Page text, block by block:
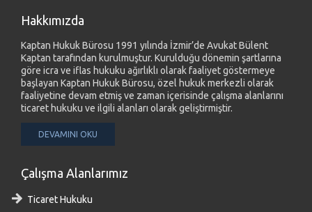
Hakkımızda
Kaptan Hukuk Bürosu 1991 yılında İzmir’de Avukat Bülent
Kaptan tarafından kurulmuştur. Kurulduğu dönemin şartlarına
göre icra ve iflas hukuku ağırlıklı olarak faaliyet göstermeye
başlayan Kaptan Hukuk Bürosu, özel hukuk merkezli olarak
faaliyetine devam etmiş ve zaman içerisinde çalışma alanlarını
ticaret hukuku ve ilgili alanları olarak geliştirmiştir.
DEVAMINI OKU
Çalışma Alanlarımız
Ticaret Hukuku